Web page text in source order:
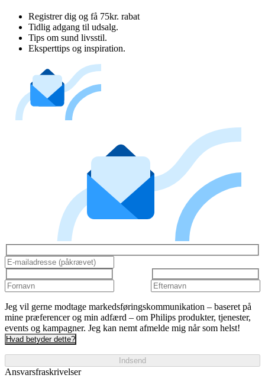
Registrer dig og få 75kr. rabat
Tidlig adgang til udsalg.
Tips om sund livsstil.
Eksperttips og inspiration.
Jeg vil gerne modtage markedsføringskommunikation – baseret på
mine præferencer og min adfærd – om Philips produkter, tjenester,
events og kampagner. Jeg kan nemt afmelde mig når som helst!
Hvad betyder dette?
Indsend
Ansvarsfraskrivelser